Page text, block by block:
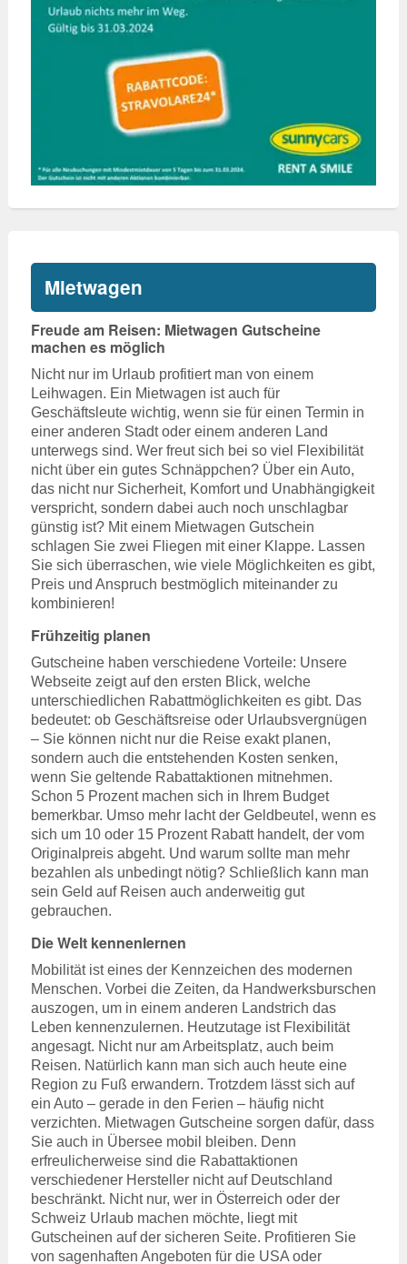
Mietwagen
Freude am Reisen: Mietwagen Gutscheine
machen es möglich
Nicht nur im Urlaub profitiert man von einem
Leihwagen. Ein Mietwagen ist auch für
Geschäftsleute wichtig, wenn sie für einen Termin in
einer anderen Stadt oder einem anderen Land
unterwegs sind. Wer freut sich bei so viel Flexibilität
nicht über ein gutes Schnäppchen? Über ein Auto,
das nicht nur Sicherheit, Komfort und Unabhängigkeit
verspricht, sondern dabei auch noch unschlagbar
günstig ist? Mit einem Mietwagen Gutschein
schlagen Sie zwei Fliegen mit einer Klappe. Lassen
Sie sich überraschen, wie viele Möglichkeiten es gibt,
Preis und Anspruch bestmöglich miteinander zu
kombinieren!
Frühzeitig planen
Gutscheine haben verschiedene Vorteile: Unsere
Webseite zeigt auf den ersten Blick, welche
unterschiedlichen Rabattmöglichkeiten es gibt. Das
bedeutet: ob Geschäftsreise oder Urlaubsvergnügen
– Sie können nicht nur die Reise exakt planen,
sondern auch die entstehenden Kosten senken,
wenn Sie geltende Rabattaktionen mitnehmen.
Schon 5 Prozent machen sich in Ihrem Budget
bemerkbar. Umso mehr lacht der Geldbeutel, wenn es
sich um 10 oder 15 Prozent Rabatt handelt, der vom
Originalpreis abgeht. Und warum sollte man mehr
bezahlen als unbedingt nötig? Schließlich kann man
sein Geld auf Reisen auch anderweitig gut
gebrauchen.
Die Welt kennenlernen
Mobilität ist eines der Kennzeichen des modernen
Menschen. Vorbei die Zeiten, da Handwerksburschen
auszogen, um in einem anderen Landstrich das
Leben kennenzulernen. Heutzutage ist Flexibilität
angesagt. Nicht nur am Arbeitsplatz, auch beim
Reisen. Natürlich kann man sich auch heute eine
Region zu Fuß erwandern. Trotzdem lässt sich auf
ein Auto – gerade in den Ferien – häufig nicht
verzichten. Mietwagen Gutscheine sorgen dafür, dass
Sie auch in Übersee mobil bleiben. Denn
erfreulicherweise sind die Rabattaktionen
verschiedener Hersteller nicht auf Deutschland
beschränkt. Nicht nur, wer in Österreich oder der
Schweiz Urlaub machen möchte, liegt mit
Gutscheinen auf der sicheren Seite. Profitieren Sie
von sagenhaften Angeboten für die USA oder